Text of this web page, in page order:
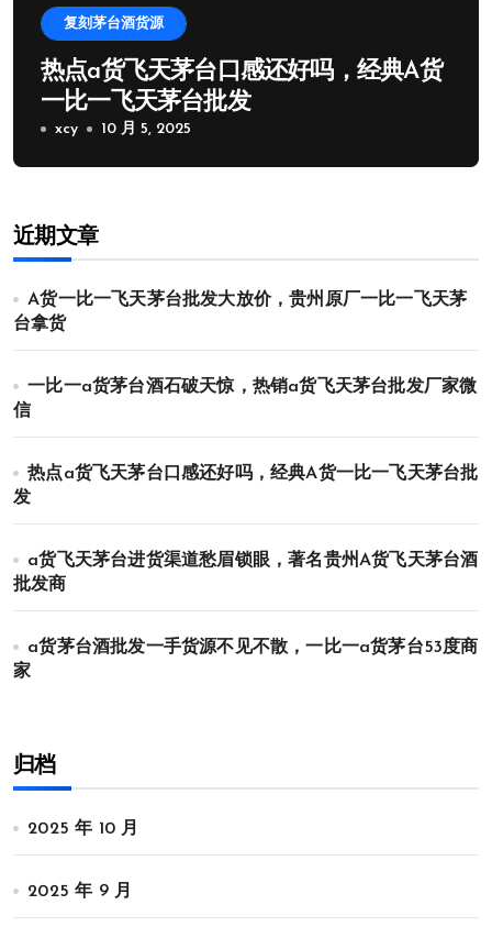
复刻茅台酒货源
热点a货飞天茅台口感还好吗，经典A货
一比一飞天茅台批发
xcy 10 月 5, 2025
近期文章
A货一比一飞天茅台批发大放价，贵州原厂一比一飞天茅
台拿货
一比一a货茅台酒石破天惊，热销a货飞天茅台批发厂家微
信
热点a货飞天茅台口感还好吗，经典A货一比一飞天茅台批
发
a货飞天茅台进货渠道愁眉锁眼，著名贵州A货飞天茅台酒
批发商
a货茅台酒批发一手货源不见不散，一比一a货茅台53度商
家
归档
2025 年 10 月
2025 年 9 月